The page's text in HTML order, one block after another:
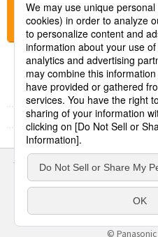
お店に
< 前の事例
サイトのご利用にあたって クッ
パナソニック
パナソニ
©